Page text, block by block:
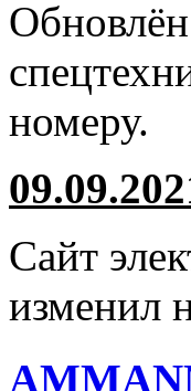
Обновлён
номеру.
Сайт
изменил